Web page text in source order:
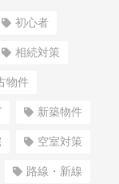
初心者
相続対策
物件
新築物件
空室対策
路線・新線